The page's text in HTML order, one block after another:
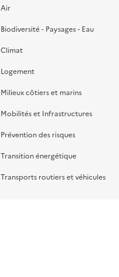
Air
Biodiversité - Paysages - Eau
Climat
Logement
Milieux côtiers et marins
Mobilités et Infrastructures
Prévention des risques
Transition énergétique
Transports routiers et véhicules